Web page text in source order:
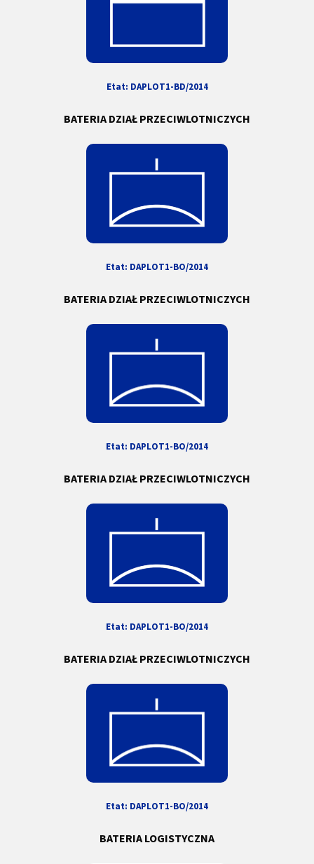
Etat: DAPLOT1-BD/2014
BATERIA DZIAŁ PRZECIWLOTNICZYCH
Etat: DAPLOT1-BO/2014
BATERIA DZIAŁ PRZECIWLOTNICZYCH
Etat: DAPLOT1-BO/2014
BATERIA DZIAŁ PRZECIWLOTNICZYCH
Etat: DAPLOT1-BO/2014
BATERIA DZIAŁ PRZECIWLOTNICZYCH
Etat: DAPLOT1-BO/2014
BATERIA LOGISTYCZNA